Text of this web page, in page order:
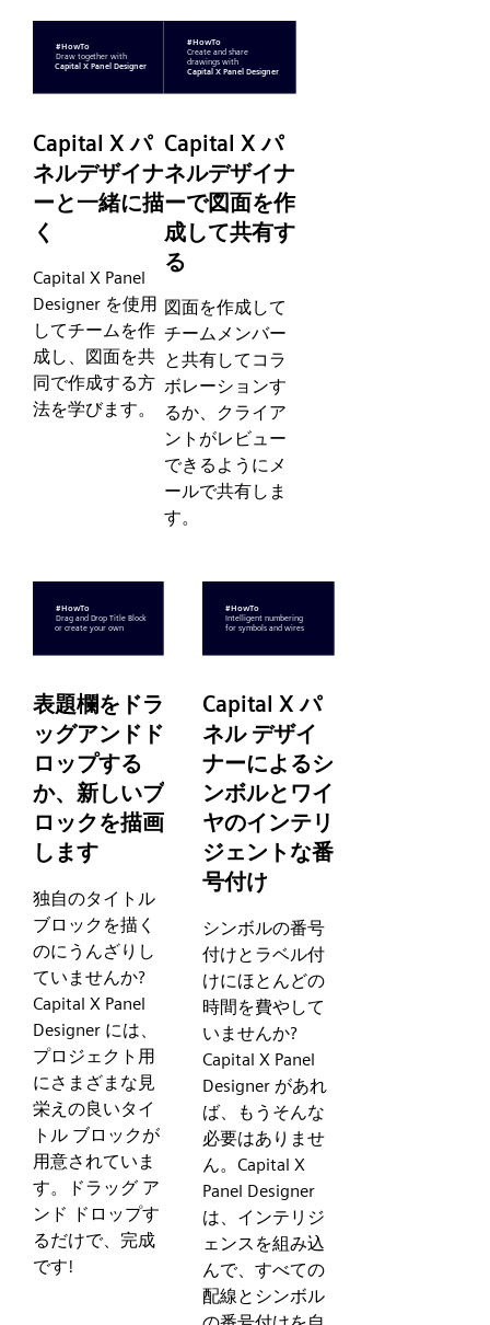
Capital X パ
ネルデザイナ
ーと一緒に描
く
Capital X Panel
Designer を使用
してチームを作
成し、図面を共
同で作成する方
法を学びます。
Capital X パ
ネルデザイナ
ーで図面を作
成して共有す
る
図面を作成して
チームメンバー
と共有してコラ
ボレーションす
るか、クライア
ントがレビュー
できるようにメ
ールで共有しま
す。
表題欄をドラ
ッグアンドド
ロップする
か、新しいブ
ロックを描画
します
独自のタイトル
ブロックを描く
のにうんざりし
ていませんか?
Capital X Panel
Designer には、
プロジェクト用
にさまざまな見
栄えの良いタイ
トル ブロックが
用意されていま
す。ドラッグ ア
ンド ドロップす
るだけで、完成
です!
Capital X パ
ネル デザイ
ナーによるシ
ンボルとワイ
ヤのインテリ
ジェントな番
号付け
シンボルの番号
付けとラベル付
けにほとんどの
時間を費やして
いませんか?
Capital X Panel
Designer があれ
ば、もうそんな
必要はありませ
ん。Capital X
Panel Designer
は、インテリジ
ェンスを組み込
んで、すべての
配線とシンボル